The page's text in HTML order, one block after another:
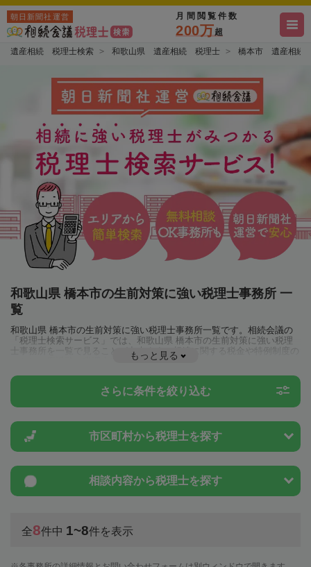
朝日新聞社運営 月間閲覧件数
200万超
遺産相続 税理士検索 和歌山県 遺産相続 税理士 橋本市 遺産相続
和歌山県 橋本市の生前対策に強い税理士事務所 一
覧
和歌山県 橋本市の生前対策に強い税理士事務所一覧です。相続会議の
「税理士検索サービス」では、和歌山県 橋本市の生前対策に強い税理
士事務所を一覧で見ることが出来ます。相続に関する税金や特例制度の
ことは一度近隣の税理士に相談してみましょう。
もっと見る
さらに条件を絞り込む
市区町村から税理士を探す
相談内容から税理士を探す
全8件中 1~8件を表示